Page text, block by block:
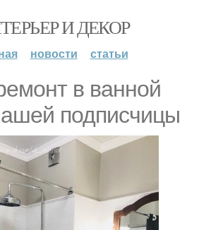
И ДЕКОР
новости статьи
в ванной
подписчицы